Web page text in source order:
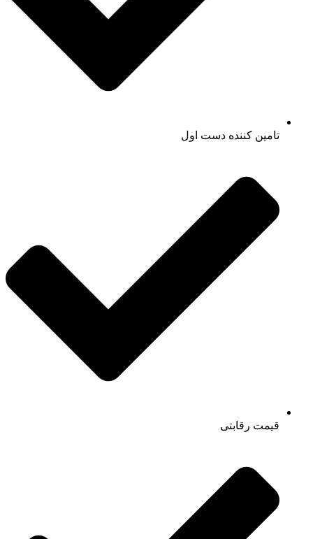
تامین کننده دست اول
قیمت رقابتی